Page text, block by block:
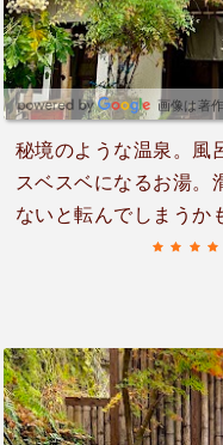
画像は著
秘境のような温泉。風
スベスベになるお湯。
ないと転んでしまうか